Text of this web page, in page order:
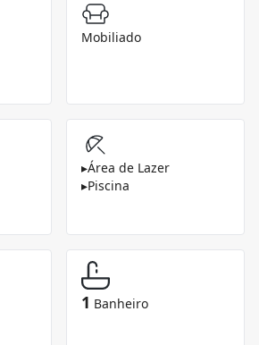
Mobiliado
▸Área de Lazer
▸Piscina
1 Banheiro